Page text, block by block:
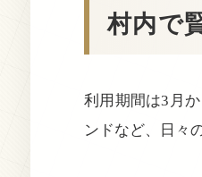
村内で
利用期間は3月
ンドなど、日々